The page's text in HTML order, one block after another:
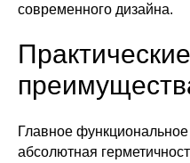
современного дизайна.
Практические
Главное
абсолютная